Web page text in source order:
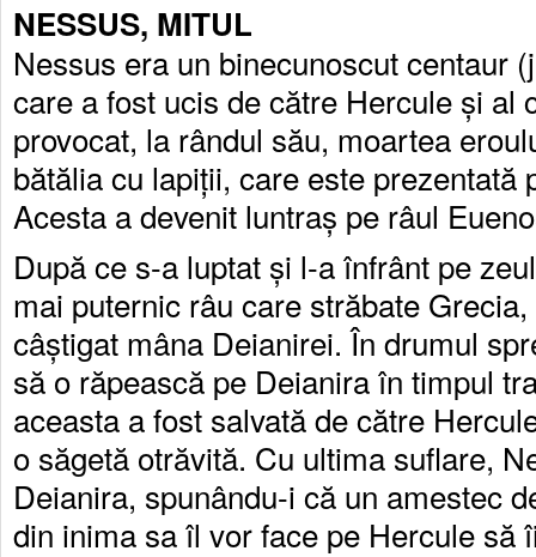
NESSUS, MITUL
Nessus era un binecunoscut centaur
care a fost ucis de către Hercule și al
provocat, la rândul său, moartea
bătălia cu lapiții, care este prezentată
Acesta a devenit luntraș pe râul
După ce s-a luptat și l-a înfrânt pe
mai puternic râu care străbate
câștigat mâna Deianirei. În drumul
să o răpească pe Deianira în timpul
aceasta a fost salvată de către
o săgetă otrăvită. Cu ultima suflare,
Deianira, spunându-i că un amestec
din inima sa îl vor face pe Hercule să